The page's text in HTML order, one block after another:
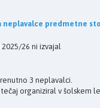
neplavalce predmetne
26 ni izvajal
3 neplavalci.
organiziral v šolskem